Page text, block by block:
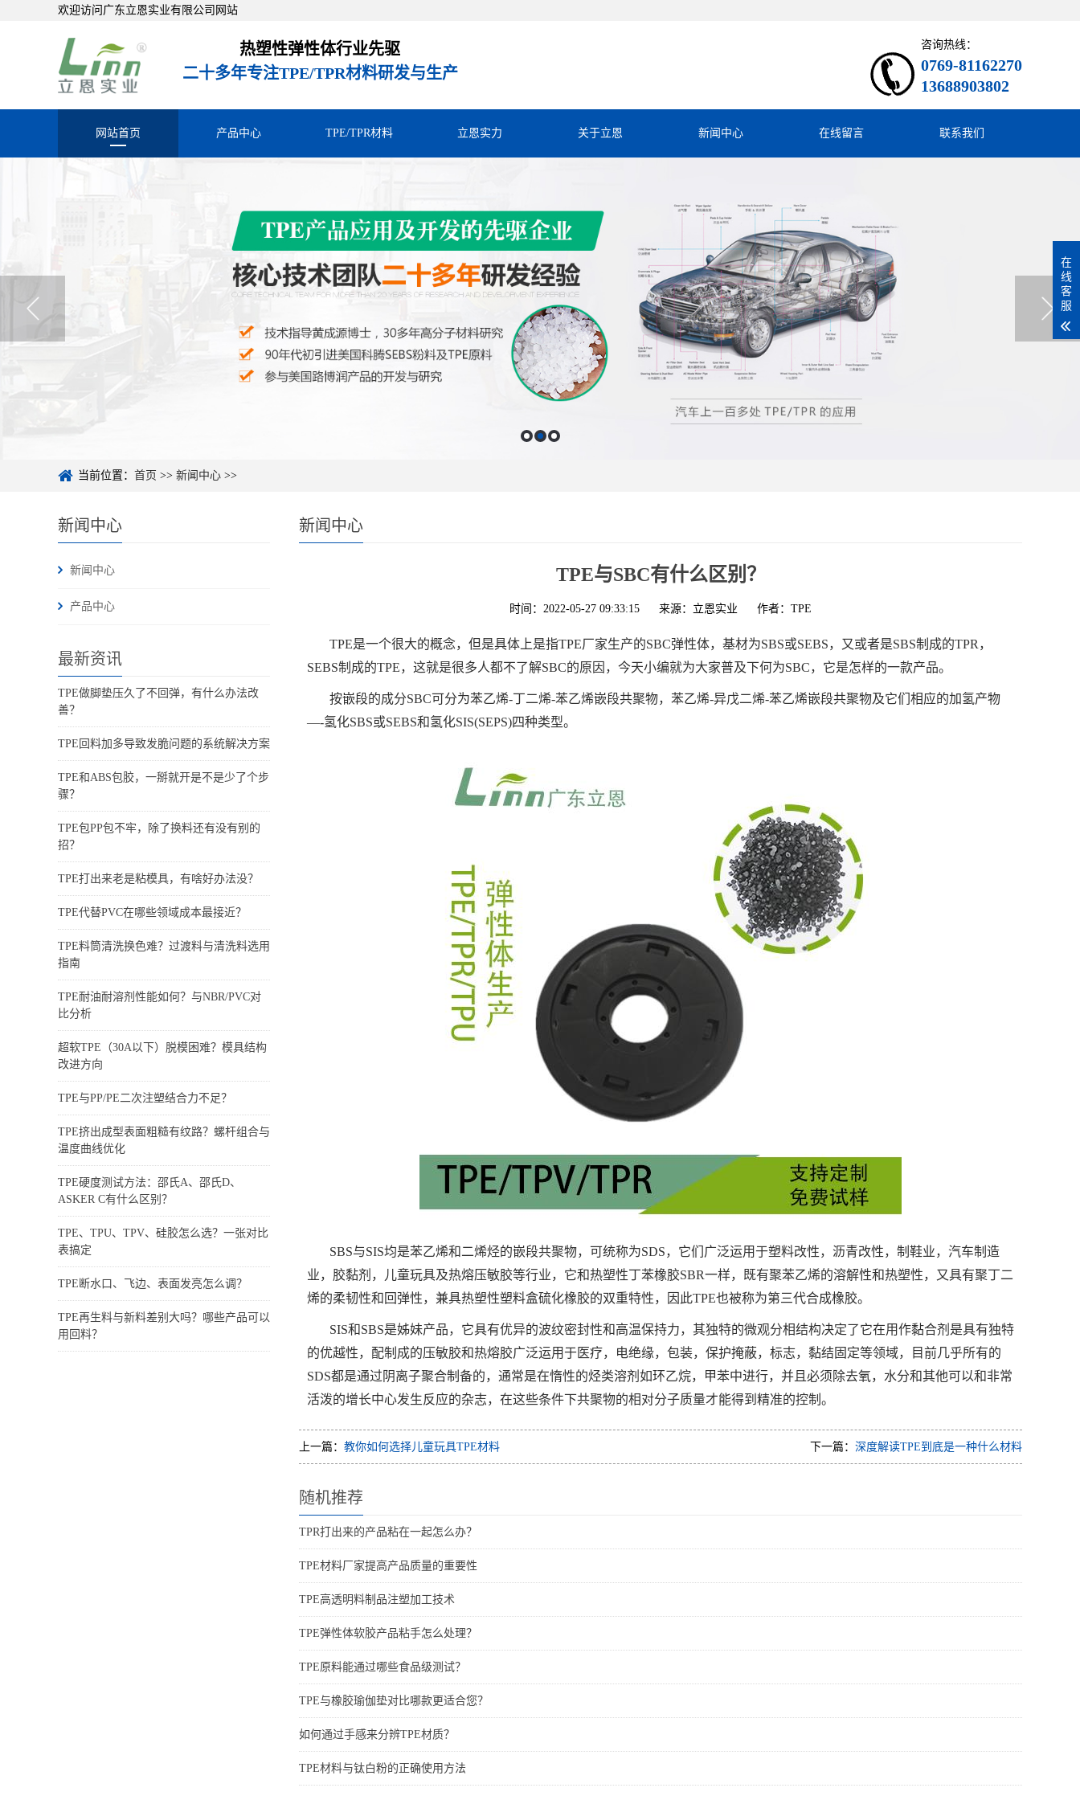
欢迎访问广东立恩实业有限公司网站
热塑性弹性体行业先驱
二十多年专注TPE/TPR材料研发与生产
咨询热线：
0769-81162270
13688903802
网站首页 产品中心 TPE/TPR材料 立恩实力 关于立恩 新闻中心 在线留言 联系我们
当前位置： 首页 >> 新闻中心 >>
新闻中心
新闻中心
产品中心
最新资讯
TPE做脚垫压久了不回弹，有什么办法改
善？
TPE回料加多导致发脆问题的系统解决方案
TPE和ABS包胶，一掰就开是不是少了个步
骤？
TPE包PP包不牢，除了换料还有没有别的
招？
TPE打出来老是粘模具，有啥好办法没？
TPE代替PVC在哪些领域成本最接近？
TPE料筒清洗换色难？过渡料与清洗料选用
指南
TPE耐油耐溶剂性能如何？与NBR/PVC对
比分析
超软TPE（30A以下）脱模困难？模具结构
改进方向
TPE与PP/PE二次注塑结合力不足？
TPE挤出成型表面粗糙有纹路？螺杆组合与
温度曲线优化
TPE硬度测试方法：邵氏A、邵氏D、
ASKER C有什么区别？
TPE、TPU、TPV、硅胶怎么选？一张对比
表搞定
TPE断水口、飞边、表面发亮怎么调？
TPE再生料与新料差别大吗？哪些产品可以
用回料？
新闻中心
TPE与SBC有什么区别？
时间：2022-05-27 09:33:15 来源：立恩实业 作者：TPE
TPE是一个很大的概念，但是具体上是指TPE厂家生产的SBC弹性体，基材为SBS或SEBS，又或者是SBS制成的TPR，
SEBS制成的TPE，这就是很多人都不了解SBC的原因，今天小编就为大家普及下何为SBC，它是怎样的一款产品。
按嵌段的成分SBC可分为苯乙烯-丁二烯-苯乙烯嵌段共聚物，苯乙烯-异戊二烯-苯乙烯嵌段共聚物及它们相应的加氢产物
—-氢化SBS或SEBS和氢化SIS(SEPS)四种类型。
SBS与SIS均是苯乙烯和二烯烃的嵌段共聚物，可统称为SDS，它们广泛运用于塑料改性，沥青改性，制鞋业，汽车制造
业，胶黏剂，儿童玩具及热熔压敏胶等行业，它和热塑性丁苯橡胶SBR一样，既有聚苯乙烯的溶解性和热塑性，又具有聚丁二
烯的柔韧性和回弹性，兼具热塑性塑料盒硫化橡胶的双重特性，因此TPE也被称为第三代合成橡胶。
SIS和SBS是姊妹产品，它具有优异的波纹密封性和高温保持力，其独特的微观分相结构决定了它在用作黏合剂是具有独特
的优越性，配制成的压敏胶和热熔胶广泛运用于医疗，电绝缘，包装，保护掩蔽，标志，黏结固定等领域，目前几乎所有的
SDS都是通过阴离子聚合制备的，通常是在惰性的烃类溶剂如环乙烷，甲苯中进行，并且必须除去氧，水分和其他可以和非常
活泼的增长中心发生反应的杂志，在这些条件下共聚物的相对分子质量才能得到精准的控制。
上一篇： 教你如何选择儿童玩具TPE材料 下一篇： 深度解读TPE到底是一种什么材料
随机推荐
TPR打出来的产品粘在一起怎么办？
TPE材料厂家提高产品质量的重要性
TPE高透明料制品注塑加工技术
TPE弹性体软胶产品粘手怎么处理？
TPE原料能通过哪些食品级测试？
TPE与橡胶瑜伽垫对比哪款更适合您？
如何通过手感来分辨TPE材质？
TPE材料与钛白粉的正确使用方法
在
线
客
服